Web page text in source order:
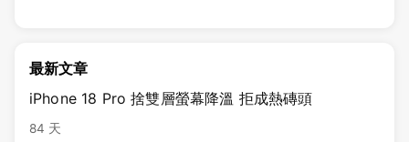
最新文章
iPhone 18 Pro 捨雙層螢幕降溫 拒成熱磚頭
84 天